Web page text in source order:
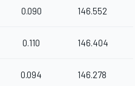
0.090 146.552
0.110 146.404
0.094 146.278